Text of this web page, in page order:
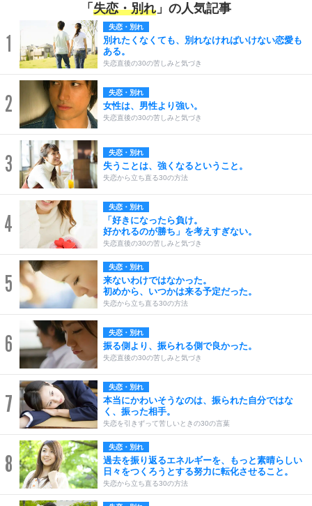
「 失恋・別れ 」の人気記事
1
失恋・別れ
別れたくなくても、別れなければいけない恋愛も
ある。
失恋直後の30の苦しみと気づき
2 失恋・別れ
女性は、男性より強い。
失恋直後の30の苦しみと気づき
3 失恋・別れ
失うことは、強くなるということ。
失恋から立ち直る30の方法
4
失恋・別れ
「好きになったら負け。
好かれるのが勝ち」を考えすぎない。
失恋直後の30の苦しみと気づき
5
失恋・別れ
来ないわけではなかった。
初めから、いつかは来る予定だった。
失恋から立ち直る30の方法
6 失恋・別れ
振る側より、振られる側で良かった。
失恋直後の30の苦しみと気づき
7
失恋・別れ
本当にかわいそうなのは、振られた自分ではな
く、振った相手。
失恋を引きずって苦しいときの30の言葉
8
失恋・別れ
過去を振り返るエネルギーを、もっと素晴らしい
日々をつくろうとする努力に転化させること。
失恋から立ち直る30の方法